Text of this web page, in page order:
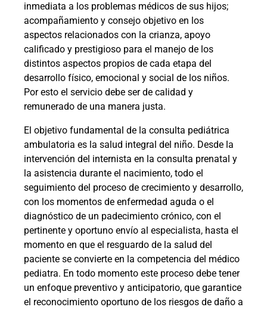
inmediata a los problemas médicos de sus hijos;
acompañamiento y consejo objetivo en los
aspectos relacionados con la crianza, apoyo
calificado y prestigioso para el manejo de los
distintos aspectos propios de cada etapa del
desarrollo físico, emocional y social de los niños.
Por esto el servicio debe ser de calidad y
remunerado de una manera justa.
El objetivo fundamental de la consulta pediátrica
ambulatoria es la salud integral del niño. Desde la
intervención del internista en la consulta prenatal y
la asistencia durante el nacimiento, todo el
seguimiento del proceso de crecimiento y desarrollo,
con los momentos de enfermedad aguda o el
diagnóstico de un padecimiento crónico, con el
pertinente y oportuno envío al especialista, hasta el
momento en que el resguardo de la salud del
paciente se convierte en la competencia del médico
pediatra. En todo momento este proceso debe tener
un enfoque preventivo y anticipatorio, que garantice
el reconocimiento oportuno de los riesgos de daño a